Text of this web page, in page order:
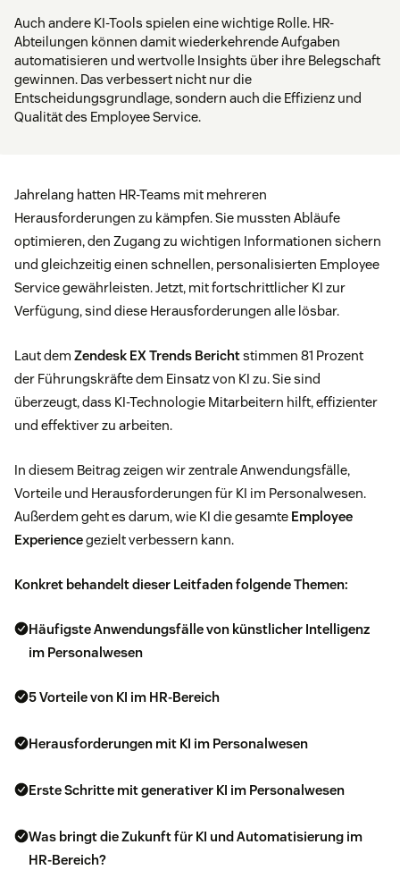
Auch andere KI-Tools spielen eine wichtige Rolle. HR-
Abteilungen können damit wiederkehrende Aufgaben
automatisieren und wertvolle Insights über ihre Belegschaft
gewinnen. Das verbessert nicht nur die
Entscheidungsgrundlage, sondern auch die Effizienz und
Qualität des Employee Service.
Jahrelang hatten HR-Teams mit mehreren
Herausforderungen zu kämpfen. Sie mussten Abläufe
optimieren, den Zugang zu wichtigen Informationen sichern
und gleichzeitig einen schnellen, personalisierten Employee
Service gewährleisten. Jetzt, mit fortschrittlicher KI zur
Verfügung, sind diese Herausforderungen alle lösbar.
Laut dem Zendesk EX Trends Berichtstimmen 81 Prozent
der Führungskräfte dem Einsatz von KI zu. Sie sind
überzeugt, dass KI-Technologie Mitarbeitern hilft, effizienter
und effektiver zu arbeiten.
In diesem Beitrag zeigen wir zentrale Anwendungsfälle,
Vorteile und Herausforderungen für KI im Personalwesen.
Außerdem geht es darum, wie KI die gesamte Employee
Experiencegezielt verbessern kann.
Konkret behandelt dieser Leitfaden folgende Themen:
Häufigste Anwendungsfälle von künstlicher Intelligenz
im Personalwesen
5 Vorteile von KI im HR-Bereich
Herausforderungen mit KI im Personalwesen
Erste Schritte mit generativer KI im Personalwesen
Was bringt die Zukunft für KI und Automatisierung im
HR-Bereich?